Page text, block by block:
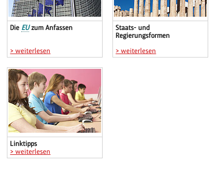
Die EUzum Anfassen
> weiterlesen
Staats- und
Regierungsformen
> weiterlesen
Linktipps
> weiterlesen